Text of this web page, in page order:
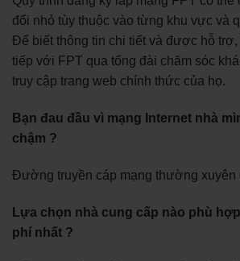
đổi nhỏ tùy thuộc vào từng khu vực và
Để biết thông tin chi tiết và được hỗ
tiếp với FPT qua tổng đài chăm sóc
truy cập trang web chính thức của họ.
Bạn đau đầu vì mạng Internet nhà
chậm ?
Đường truyền cáp mạng thường xuyên
Lựa chọn nhà cung cấp nào phù
phí nhất ?